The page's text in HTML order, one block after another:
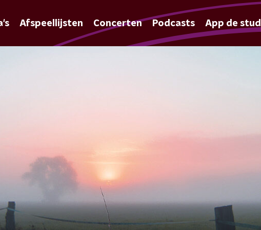
Afspeellijsten Concerten Podcasts App de